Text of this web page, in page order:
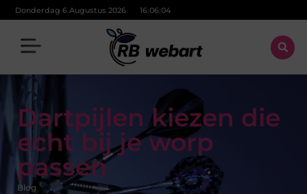
Donderdag 6 Augustus 2026 16:06:06
Dartpijlen kiezen die
echt bij je worp
passen
Blog